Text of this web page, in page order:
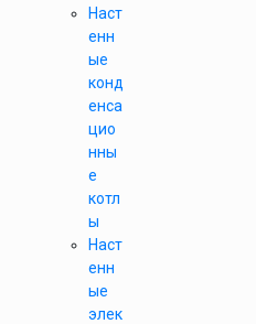
Наст
енн
ые
конд
енса
цио
нны
е
котл
ы
Наст
енн
ые
элек